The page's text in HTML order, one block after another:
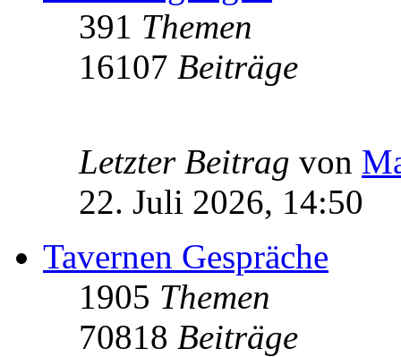
391 Themen
16107 Beiträge
Letzter Beitrag von
22. Juli 2026, 14:50
Tavernen Gespräche
1905 Themen
70818 Beiträge